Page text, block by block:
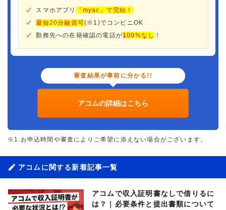
スマホアプリ
「myac」で完結！
最短20分融資可(※1)でコンビニOK
勤務先への在籍確認の電話が100%なし ！
審査結果が事前に分かる!!
アコムの詳細はこちら
※1.お申込時間や審査によりご希望に添えない場合がございます。
アコムに関する新着記事一覧
アコムで収入証明書なしで借りるに
は？｜必要条件と提出書類について